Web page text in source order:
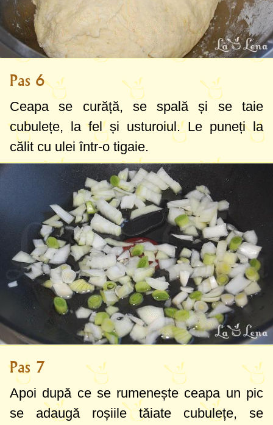
Pas 6
Ceapa se curăță, se spală și se taie
cubulețe, la fel și usturoiul. Le puneți la
călit cu ulei într-o tigaie.
Pas 7
Apoi după ce se rumenește ceapa un pic
se adaugă roșiile tăiate cubulețe, se